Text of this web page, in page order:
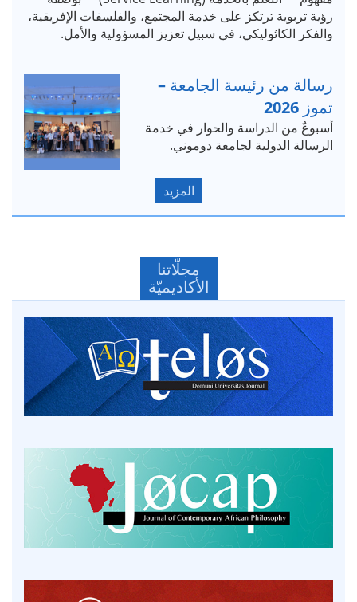
رؤية تربوية ترتكز على خدمة المجتمع، والفلسفات الإفريقية،
والفكر الكاثوليكي، في سبيل تعزيز المسؤولية والأمل.
رسالة من رئيسة الجامعة –
تموز 2026
أسبوعٌ من الدراسة والحوار في خدمة
الرسالة الدولية لجامعة دوموني.
المزيد
مجلّاتنا
الأكاديميّة